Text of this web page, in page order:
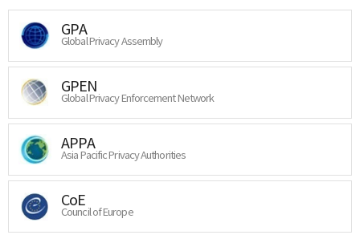
GPA
Global Privacy Assembly
GPEN
Global Privacy Enforcement Network
APPA
Asia Pacific Privacy Authorities
CoE
Council of Europe